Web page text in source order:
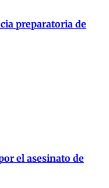
preparatoria de
el asesinato de